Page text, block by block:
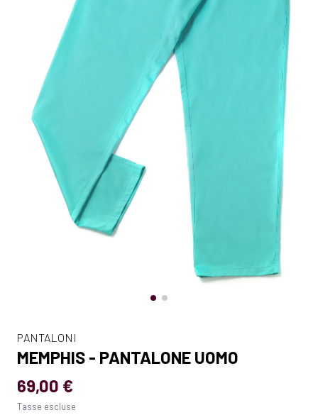
PANTALONI
MEMPHIS - PANTALONE UOMO
69,00 €
Tasse escluse